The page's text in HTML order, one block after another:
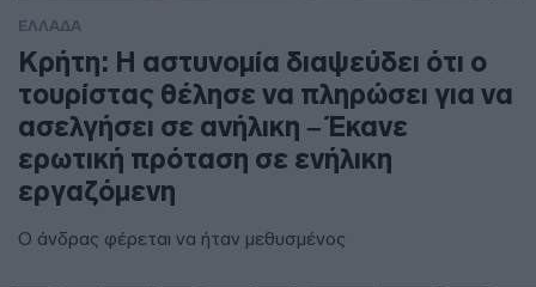
ΕΛΛΑΔΑ
Κρήτη: Η αστυνομία διαψεύδει ότι ο
τουρίστας θέλησε να πληρώσει για να
ασελγήσει σε ανήλικη – Έκανε
ερωτική πρόταση σε ενήλικη
εργαζόμενη
Ο άνδρας φέρεται να ήταν μεθυσμένος